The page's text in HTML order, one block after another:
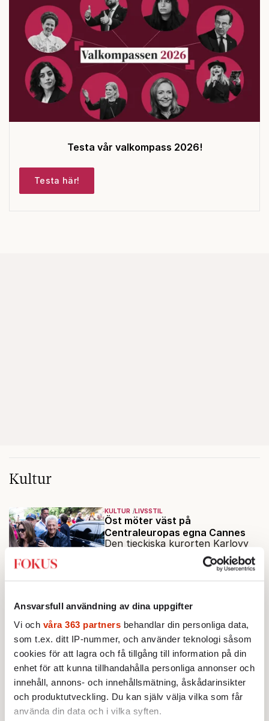
Ansvarsfull användning av dina uppgifter
Vi och våra 363 partners behandlar din personliga data,
som t.ex. ditt IP-nummer, och använder teknologi såsom
cookies för att lagra och få tillgång till information på din
enhet för att kunna tillhandahålla personliga annonser och
innehåll, annons- och innehållsmätning, åskådarinsikter
och produktutveckling. Du kan själv välja vilka som får
använda din data och i vilka syften.
Testa vår valkompass 2026!
Testa här!
Kultur
KULTUR LIVSSTIL
Öst möter väst på
Centraleuropas egna Cannes
Den tjeckiska kurorten Karlovy
Vary har i 80 år varit hem för
Centraleuropas viktigaste
Hollywoodglans möter
egensinnighet.
Av: Jon Asp•
KULTUR LIVSSTIL
Bok-merch säljer – litteraturen
blir en prydnad bland andra
Boken har blivit en accessoar att
posera med. Internationellt drivs
trenden av BookTok – och
förlagen följer efter.
Av: Henrik Lenngren
BOKRECENSION KULTUR
Vilket inflytande har Per